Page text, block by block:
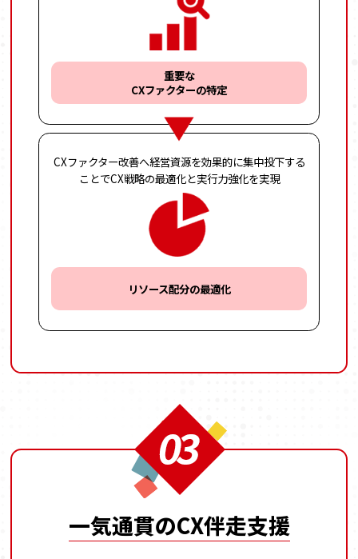
重要な
CXファクターの特定
CXファクター改善へ経営資源を効果的に集中投下する
ことでCX戦略の最適化と実行力強化を実現
リソース配分の最適化
一気通貫のCX伴走支援